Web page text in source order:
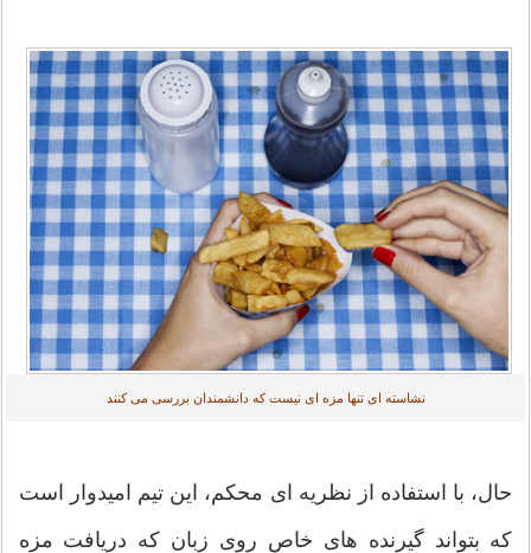
نشاسته ای تنها مزه ای نیست که دانشمندان بررسی می کنند
حال، با استفاده از نظریه ای محکم، این تیم امیدوار است
که بتواند گیرنده های خاص روی زبان که دریافت مزه